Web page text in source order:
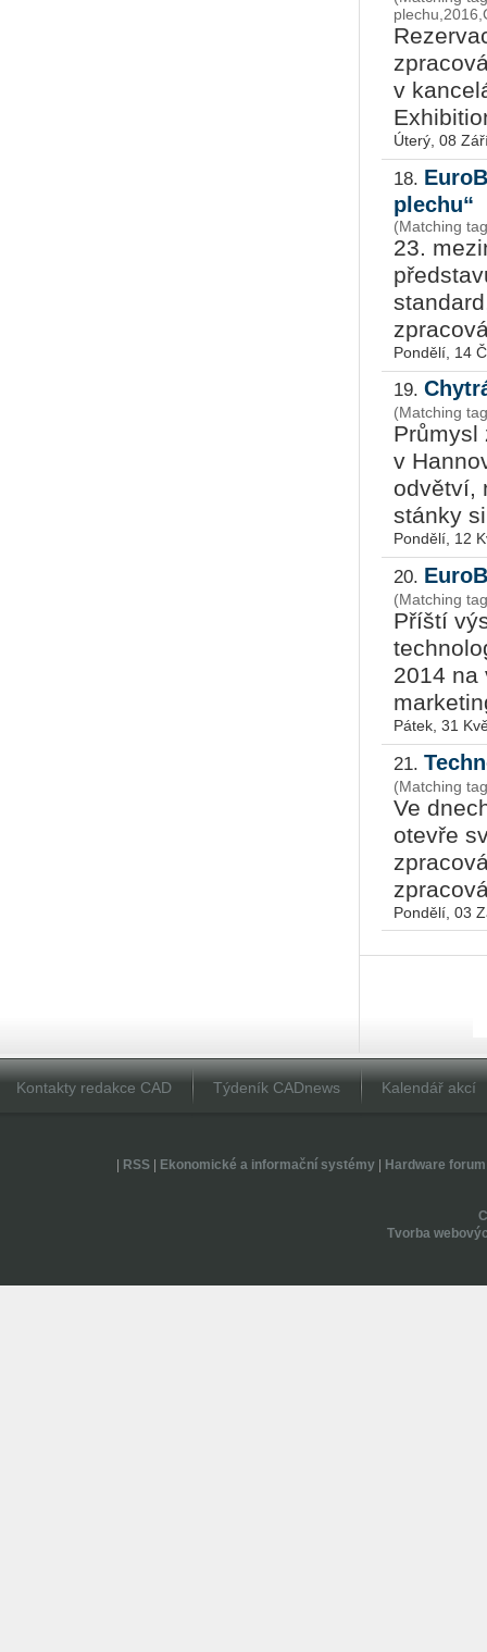
v
Úterý, 08
18.
plechu“
(Matching
23.
Pondělí, 14
19.
(Matching
Průmysl
v
odvětví,
stánky
Pondělí, 12
20.
(Matching
Příští
2014 na
Pátek, 31
21.
(Matching
Ve
otevře
Pondělí, 03
Kontakty redakce CAD Týdeník CADnews Kalendář akcí
RSS| Ekonomické a informační systémy| Hardware forum
Tvorba